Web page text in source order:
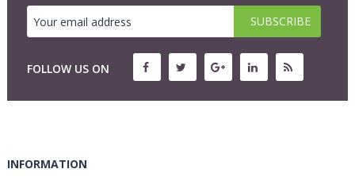
FOLLOW US ON
INFORMATION